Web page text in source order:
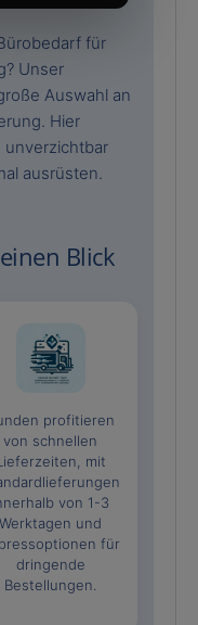
für
Unser
Auswahl an
Hier
unverzichtbar
ausrüsten.
Blick
profitieren
von schnellen
mit
von 1-3
Werktagen und
für
dringende
Bestellungen.